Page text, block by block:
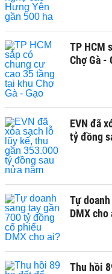
TP HCM
Chợ Gà -
EVN đã
tỷ đồng
Tự
DMX cho
Thu hồi